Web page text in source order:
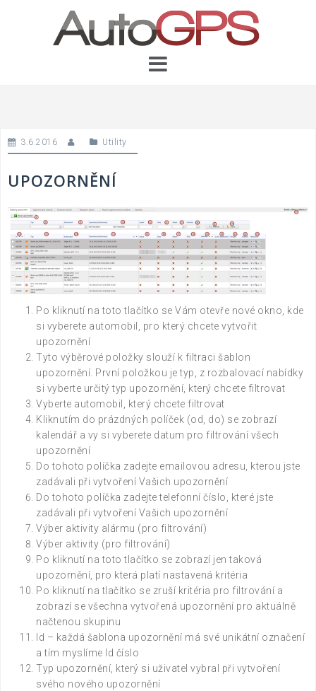
3.6.2016 Utility
UPOZORNĚNÍ
Po kliknutí na toto tlačítko se Vám otevře nové okno, kde
si vyberete automobil, pro který chcete vytvořit
upozornění
Tyto výběrové položky slouží k filtraci šablon
upozornění. První položkou je typ, z rozbalovací nabídky
si vyberte určitý typ upozornění, který chcete filtrovat
Vyberte automobil, který chcete filtrovat
Kliknutím do prázdných políček (od, do) se zobrazí
kalendář a vy si vyberete datum pro filtrování všech
upozornění
Do tohoto políčka zadejte emailovou adresu, kterou jste
zadávali při vytvoření Vašich upozornění
Do tohoto políčka zadejte telefonní číslo, které jste
zadávali při vytvoření Vašich upozornění
Výber aktivity alármu (pro filtrování)
Výber aktivity (pro filtrování)
Po kliknutí na toto tlačítko se zobrazí jen taková
upozornění, pro která platí nastavená kritéria
Po kliknutí na tlačítko se zruší kritéria pro filtrování a
zobrazí se všechna vytvořená upozornění pro aktuálně
načtenou skupinu
Id – každá šablona upozornění má své unikátní označení
a tím myslíme Id číslo
Typ upozornění, který si uživatel vybral při vytvoření
svého nového upozornění